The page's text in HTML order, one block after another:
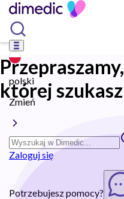
polski
Zmień
Zaloguj się
Potrzebujesz pomocy?
której szukasz